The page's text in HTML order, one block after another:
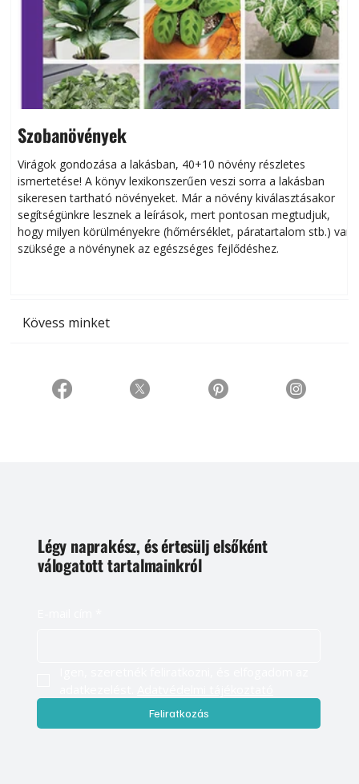
Szobanövények
Virágok gondozása a lakásban, 40+10 növény részletes
ismertetése! A könyv lexikonszerűen veszi sorra a lakásban
sikeresen tart­ha­tó növényeket. Már a növény kiválasztásakor
segítségünkre lesznek a leírások, mert pontosan megtudjuk,
hogy milyen körülményekre (hőmérséklet, páratartalom stb.) van
szüksége a növénynek az egészséges fejlődéshez.
Kövess minket
Légy naprakész, és értesülj elsőként
válogatott tartalmainkról
Feliratkozás